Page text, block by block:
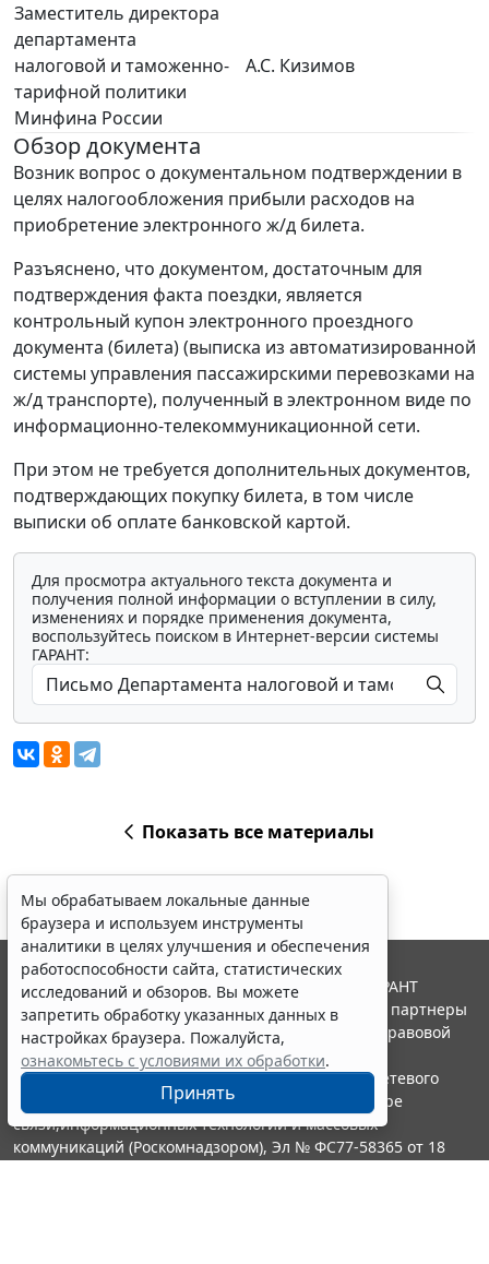
Заместитель директора
департамента
налоговой и таможенно-
тарифной политики
Минфина России
А.С. Кизимов
Обзор документа
Возник вопрос о документальном подтверждении в
целях налогообложения прибыли расходов на
приобретение электронного ж/д билета.
Разъяснено, что документом, достаточным для
подтверждения факта поездки, является
контрольный купон электронного проездного
документа (билета) (выписка из автоматизированной
системы управления пассажирскими перевозками на
ж/д транспорте), полученный в электронном виде по
информационно-телекоммуникационной сети.
При этом не требуется дополнительных документов,
подтверждающих покупку билета, в том числе
выписки об оплате банковской картой.
Для просмотра актуального текста документа и
получения полной информации о вступлении в силу,
изменениях и порядке применения документа,
воспользуйтесь поиском в Интернет-версии системы
ГАРАНТ:
Показать все материалы
Мы обрабатываем локальные данные
браузера и используем инструменты
аналитики в целях улучшения и обеспечения
работоспособности сайта, статистических
исследований и обзоров. Вы можете
запретить обработку указанных данных в
настройках браузера. Пожалуйста,
ознакомьтесь с условиями их обработки.
Принять
© ООО "НПП "ГАРАНТ-СЕРВИС", 2026. Система ГАРАНТ
выпускается с 1990 года. Компания "Гарант" и ее партнеры
являются участниками Российской ассоциации правовой
информации ГАРАНТ.
Портал ГАРАНТ.РУ зарегистрирован в качестве сетевого
издания Федеральной службой по надзору в сфере
связи,информационных технологий и массовых
коммуникаций (Роскомнадзором), Эл № ФС77-58365 от 18